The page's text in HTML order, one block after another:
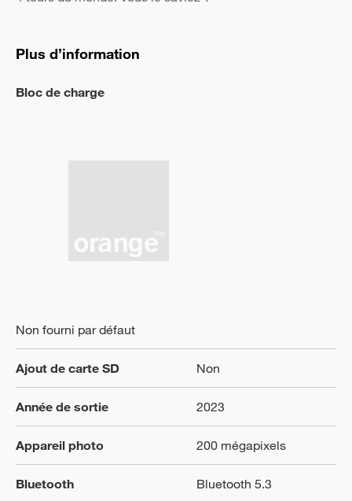
Plus d’information
Bloc de charge
Non fourni par défaut
Ajout de carte SD Non
Année de sortie 2023
Appareil photo 200 mégapixels
Bluetooth Bluetooth 5.3